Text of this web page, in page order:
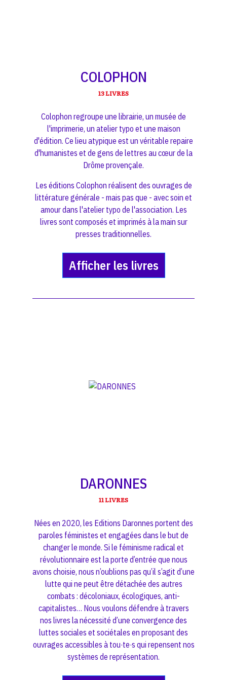
COLOPHON
13 LIVRES
Colophon regroupe une librairie, un musée de
l'imprimerie, un atelier typo et une maison
d'édition. Ce lieu atypique est un véritable repaire
d'humanistes et de gens de lettres au cœur de la
Drôme provençale.
Les éditions Colophon réalisent des ouvrages de
littérature générale - mais pas que - avec soin et
amour dans l'atelier typo de l'association. Les
livres sont composés et imprimés à la main sur
presses traditionnelles.
Afficher les livres
DARONNES
11 LIVRES
Nées en 2020, les Editions Daronnes portent des
paroles féministes et engagées dans le but de
changer le monde. Si le féminisme radical et
révolutionnaire est la porte d’entrée que nous
avons choisie, nous n’oublions pas qu’il s’agit d’une
lutte qui ne peut être détachée des autres
combats : décoloniaux, écologiques, anti-
capitalistes… Nous voulons défendre à travers
nos livres la nécessité d’une convergence des
luttes sociales et sociétales en proposant des
ouvrages accessibles à tou·te·s qui repensent nos
systèmes de représentation.